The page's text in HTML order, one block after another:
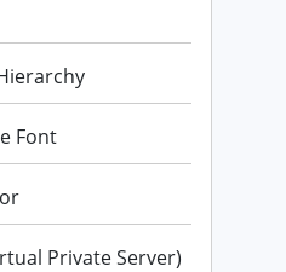
Font
Private Server)